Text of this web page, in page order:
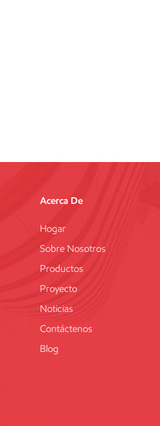
Acerca De
Hogar
Sobre Nosotros
Productos
Proyecto
Noticias
Contáctenos
Blog